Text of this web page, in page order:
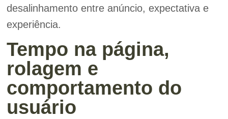
desalinhamento entre anúncio, expectativa e
experiência.
Tempo na página,
rolagem e
comportamento do
usuário